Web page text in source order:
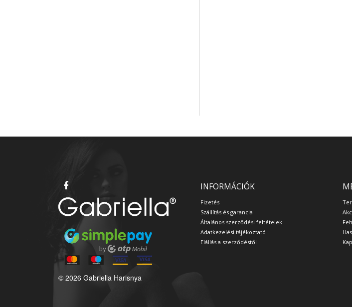
INFORMÁCIÓK
Fizetés
Szállítás és garancia
Általános szerződési feltételek
Adatkezelési tájékoztató
Elállás a szerződéstől
© 2026 Gabriella Harisnya